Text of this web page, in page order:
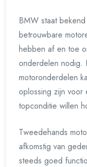
BMW staat
betrouwbare
hebben af en toe
onderdelen nodig.
motoronderdelen
oplossing zijn voor
topconditie willen
Tweedehands
afkomstig van
steeds goed